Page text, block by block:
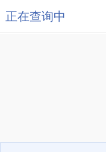
正在查询中